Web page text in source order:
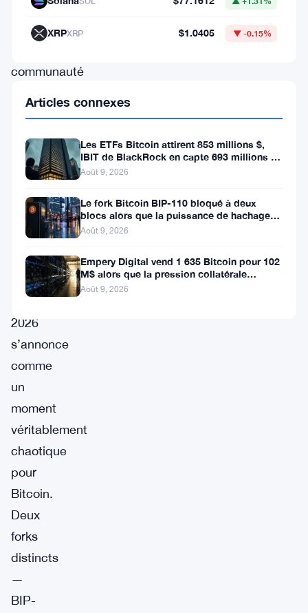
mois.
communauté
parvient
pas
s’accorder
sur
grand-
chose.
Août
2026
s’annonce
comme
un
moment
véritablement
chaotique
pour
Bitcoin.
Deux
forks
distincts
—
BIP-
XRPXRP $1.0405 ▼ -0.15%
Articles connexes
Les ETFs Bitcoin attirent 853 millions $,
IBIT de BlackRock en capte 693 millions en
une semaine
Août 9, 2026
Le fork Bitcoin BIP-110 bloqué à deux
blocs alors que la puissance de hachage
se fait rare
Août 9, 2026
Empery Digital vend 1 635 Bitcoin pour 102
M$ alors que la pression collatérale
s’intensifie
Août 9, 2026